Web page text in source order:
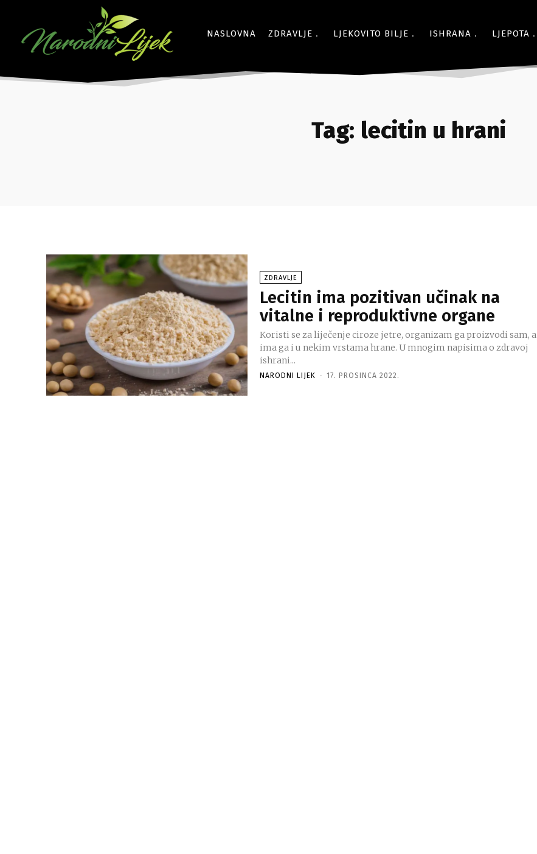
NASLOVNA ZDRAVLJE LJEKOVITO BILJE ISHRANA LJEPOTA
Tag: lecitin u hrani
ZDRAVLJE
Lecitin ima pozitivan učinak na
vitalne i reproduktivne organe
Koristi se za liječenje ciroze jetre, organizam ga proizvodi sam, a
ima ga i u nekim vrstama hrane. U mnogim napisima o zdravoj
ishrani...
NARODNI LIJEK - 17. PROSINCA 2022.